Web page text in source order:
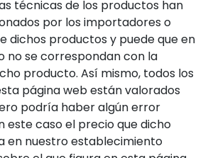
técnicas de los productos han
por los importadores o
dichos productos y puede que en
no se correspondan con la
producto. Así mismo, todos los
página web están valorados
podría haber algún error
este caso el precio que dicho
en nuestro establecimiento